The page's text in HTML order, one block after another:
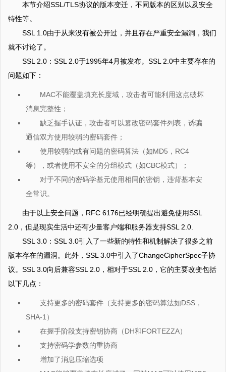
本节介绍SSL/TLS协议的版本变迁，不同版本的区别以及安全
特性等。
SSL 1.0由于从来没有被公开过，并且存在严重安全漏洞，我们
就不讨论了。
SSL 2.0：SSL 2.0于1995年4月被发布。SSL 2.0中主要存在的
问题如下：
MAC不能覆盖填充长度域，攻击者可能利用这点破坏
消息完整性；
缺乏握手认证，攻击者可以篡改密码套件列表，诱骗
通信双方使用较弱的密码套件；
使用较弱的或有问题的密码算法（如MD5，RC4
等），或者使用不安全的分组模式（如CBC模式）；
对于不同的密码学基元使用相同的密钥，违背基本安
全常识。
由于以上安全问题，RFC 6176已经明确提出避免使用SSL
2.0，但是现实生活中还有少量客户端和服务器支持SSL 2.0.
SSL 3.0：SSL 3.0引入了一些新的特性和机制解决了很多之前
版本存在的漏洞。此外，SSL 3.0中引入了ChangeCipherSpec子协
议。SSL 3.0向后兼容SSL 2.0，相对于SSL 2.0，它的主要改变包括
以下几点：
支持更多的密码套件（支持更多的密码算法如DSS，
SHA-1）
在握手阶段支持密钥协商（DH和FORTEZZA）
支持密码学参数的重协商
增加了消息压缩选项